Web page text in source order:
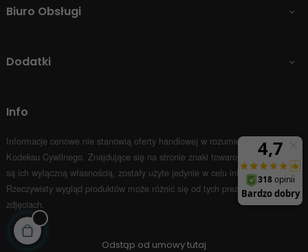
Biuro Obsługi 
Dodatki 
Info
Informacje cenowe nie stanowią oferty handlowej w rozumieniu Art.66 par.1
Kodeksu Cywilnego. Znajdujące się na stronie znaki towarowe i nazwy firm
są ich wyłączną własnością, zostały użyte jedynie w celu informacyjnym.
Rzeczywisty wygląd produktów może różnić się od tych prezentowanych na
zdjęciach.
Odstąp od umowy tutaj